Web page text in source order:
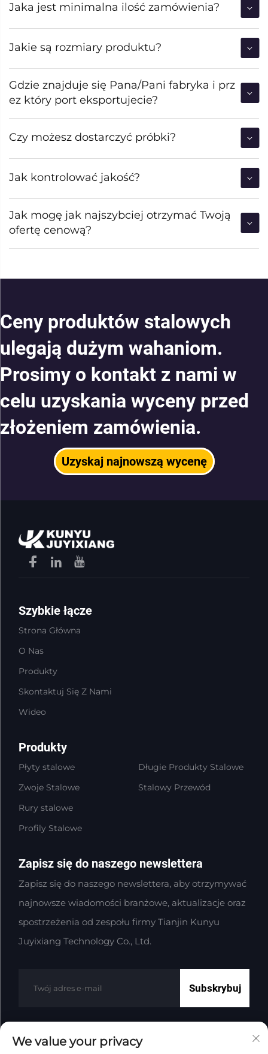
Jaka jest minimalna ilość zamówienia?
Jakie są rozmiary produktu?
Gdzie znajduje się Pana/Pani fabryka i prz
ez który port eksportujecie?
Czy możesz dostarczyć próbki?
Jak kontrolować jakość?
Jak mogę jak najszybciej otrzymać Twoją
ofertę cenową?
Ceny produktów stalowych
ulegają dużym wahaniom.
Prosimy o kontakt z nami w
celu uzyskania wyceny przed
złożeniem zamówienia.
Uzyskaj najnowszą wycenę
Szybkie łącze
Strona Główna
O Nas
Produkty
Skontaktuj Się Z Nami
Wideo
Produkty
Płyty stalowe
Zwoje Stalowe
Rury stalowe
Profily Stalowe
Długie Produkty Stalowe
Stalowy Przewód
Zapisz się do naszego newslettera
Zapisz się do naszego newslettera, aby otrzymywać
najnowsze wiadomości branżowe, aktualizacje oraz
spostrzeżenia od zespołu firmy Tianjin Kunyu
Juyixiang Technology Co., Ltd.
Subskrybuj
Prawa autorskie © Tianjin Kunyu Juyixiang Technology Co.,
We value your privacy